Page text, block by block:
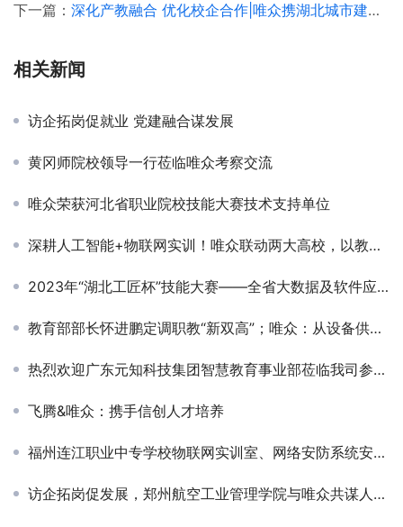
下一篇： 深化产教融合 优化校企合作|唯众携湖北城市建设职业技术学院领导一行考察长江鲲鹏生态创新中心
相关新闻
访企拓岗促就业 党建融合谋发展
黄冈师院校领导一行莅临唯众考察交流
唯众荣获河北省职业院校技能大赛技术支持单位
深耕人工智能+物联网实训！唯众联动两大高校，以教师企业实践流动站激活职教新动能
2023年“湖北工匠杯”技能大赛——全省大数据及软件应用技术职业技能竞赛圆满闭幕
教育部部长怀进鹏定调职教“新双高”；唯众：从设备供给到生态赋能，做职教高质量发展 “同行者”
热烈欢迎广东元知科技集团智慧教育事业部莅临我司参观交流
飞腾&唯众：携手信创人才培养
福州连江职业中专学校物联网实训室、网络安防系统安装与维护实训室顺利竣工
访企拓岗促发展，郑州航空工业管理学院与唯众共谋人才培养新模式